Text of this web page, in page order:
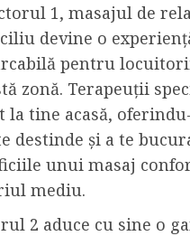
1, masajul de
devine o
pentru
zonă. Terapeuții
la tine acasă,
destinde și a te
unui masaj
mediu.
2 aduce cu sine o